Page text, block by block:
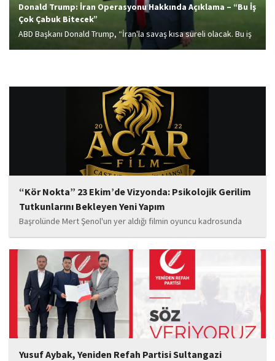
Donald Trump: İran Operasyonu Hakkında Açıklama – “Bu İş
Çok Çabuk Bitecek”
ABD Başkanı Donald Trump, “İran'la savaş kısa süreli olacak. Bu iş
çok çabuk bitecek” dedi.
“Kör Nokta” 23 Ekim’de Vizyonda: Psikolojik Gerilim
Tutkunlarını Bekleyen Yeni Yapım
Başrolünde Mert Şenol'un yer aldığı filmin oyuncu kadrosunda
Esma Kıyanç, Ayşe Aktaş, Berna Kıyanç, Gökay Alpaslan Şahin,
Sema Yaldıran, Sıla Altıntaş, İsmail Akkoç, Celal Acar ve çocuk
oyuncu Görkem Akyol...
Yusuf Aybak, Yeniden Refah Partisi Sultangazi